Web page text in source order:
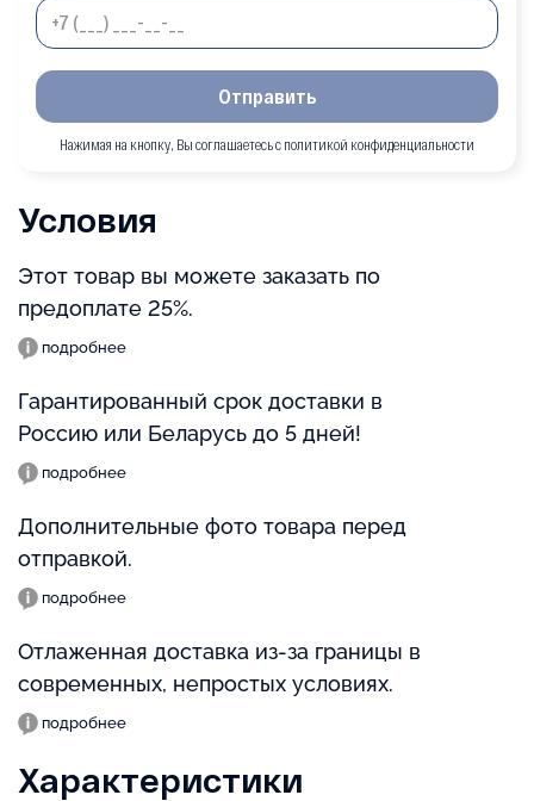
Отправить
Нажимая на кнопку, Вы соглашаетесь с политикой конфиденциальности
Условия
Этот товар вы можете заказать по
предоплате 25%.
подробнее
Гарантированный срок доставки в
Россию или Беларусь до 5 дней!
подробнее
Дополнительные фото товара перед
отправкой.
подробнее
Отлаженная доставка из-за границы в
современных, непростых условиях.
подробнее
Характеристики